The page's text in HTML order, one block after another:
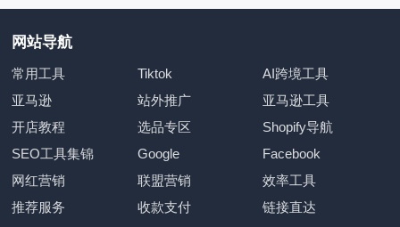
网站导航
常用工具 Tiktok
AI跨境工具
亚马逊
站外推广
亚马逊工具
开店教程
选品专区
Shopify导航
SEO工具集锦
Google
Facebook
网红营销
联盟营销
效率工具
推荐服务
收款支付 链接直达